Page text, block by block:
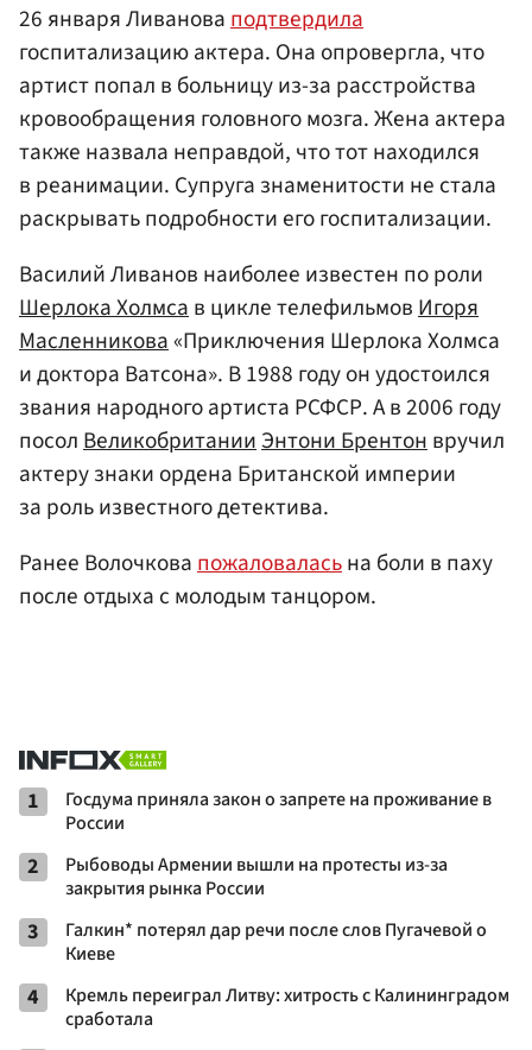
26 января Ливановаподтвердила
госпитализацию актера. Она опровергла, что
артист попал в больницу из-за расстройства
кровообращения головного мозга. Жена актера
также назвала неправдой, что тот находился
в реанимации. Супруга знаменитости не стала
раскрывать подробности его госпитализации.
Василий Ливанов наиболее известен по роли
Шерлока Холмсав цикле телефильмовИгоря
Масленникова«Приключения Шерлока Холмса
и доктора Ватсона». В 1988 году он удостоился
звания народного артиста РСФСР. А в 2006 году
посолВеликобританииЭнтони Брентонвручил
актеру знаки ордена Британской империи
за роль известного детектива.
Ранее Волочковапожаловаласьна боли в паху
после отдыха с молодым танцором.
1
Госдума приняла закон о запрете на проживание в
России
2
Рыбоводы Армении вышли на протесты из-за
закрытия рынка России
3
Галкин* потерял дар речи после слов Пугачевой о
Киеве
4
Кремль переиграл Литву: хитрость с Калининградом
сработала